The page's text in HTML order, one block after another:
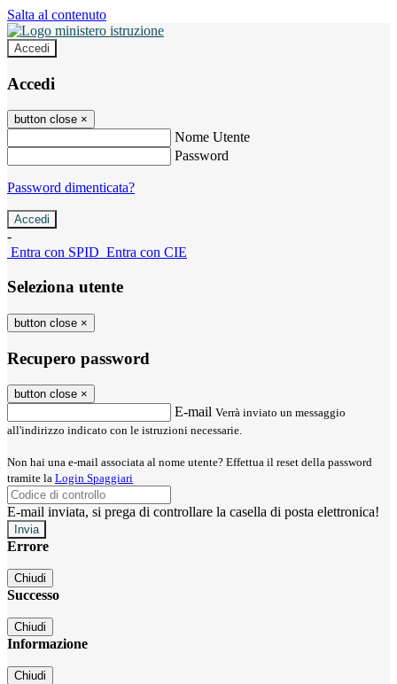
Salta al contenuto
Accedi
Accedi
button close ×
Nome Utente
Password
Password dimenticata?
-
Entra con SPID Entra con CIE
Seleziona utente
button close ×
Recupero password
button close ×
E-mail Verrà inviato un messaggio
all'indirizzo indicato con le istruzioni necessarie.
Non hai una e-mail associata al nome utente? Effettua il reset della password
tramite la Login Spaggiari
E-mail inviata, si prega di controllare la casella di posta elettronica!
Errore
Chiudi
Successo
Chiudi
Informazione
Chiudi